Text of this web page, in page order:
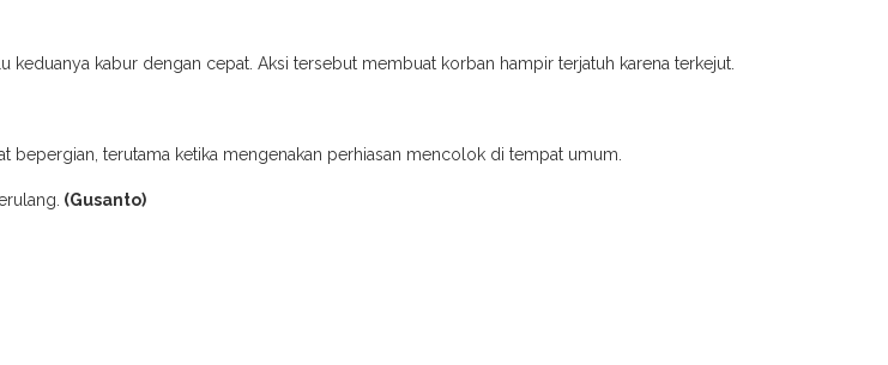
kabur dengan cepat. Aksi tersebut membuat korban hampir terjatuh karena terkejut.
bepergian, terutama ketika mengenakan perhiasan mencolok di tempat umum.
(Gusanto)